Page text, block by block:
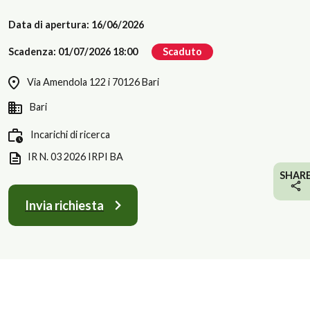
Data di apertura: 16/06/2026
Scadenza: 01/07/2026 18:00 Scaduto
Via Amendola 122 i 70126 Bari
Bari
Incarichi di ricerca
IR N. 03 2026 IRPI BA
Invia richiesta